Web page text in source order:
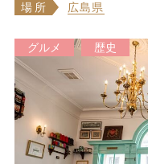
場所
広島県
グルメ 歴史